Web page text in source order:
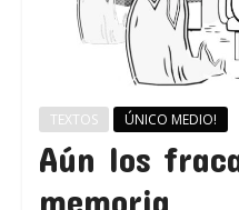
TEXTOS ÚNICO MEDIO!
Aún los
memoria